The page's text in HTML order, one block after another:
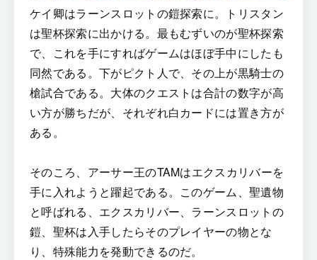
ケイ卿はラーンスロットの鎧探索に。トリスタン
は聖杯探索に出かける。最もむずいのが聖杯探索
で、これを手にすればゲームはほぼ手中にしたも
同然である。下がピクト人で、その上が黒騎士の
槍試合である。大体のクエストは合計の数字が高
い方が勝ちだが、それぞれ白カードには置き方が
ある。
そのころ、アーサー王のTAMはエクスカリバーを
手に入れようと躍起である。このゲーム、聖遺物
と呼ばれる、エクスカリバー、ラーンスロットの
鎧、聖杯は入手したらそのプレイヤーの物とな
り、特殊能力を発動できるのだ。